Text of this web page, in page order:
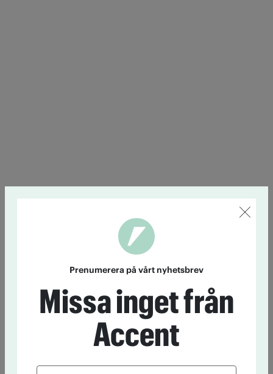
Prenumerera på vårt nyhetsbrev
Missa inget från
Accent